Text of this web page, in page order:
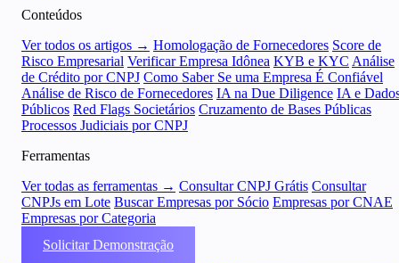
Conteúdos
Ver todos os artigos → Homologação de Fornecedores Score de
Risco Empresarial Verificar Empresa Idônea KYB e KYC Análise
de Crédito por CNPJ Como Saber Se uma Empresa É Confiável
Análise de Risco de Fornecedores IA na Due Diligence IA e
Públicos Red Flags Societários Cruzamento de Bases Públicas
Processos Judiciais por CNPJ
Ferramentas
Ver todas as ferramentas → Consultar CNPJ Grátis Consultar
CNPJs em Lote Buscar Empresas por Sócio Empresas por CNAE
Empresas por Categoria
Solicitar Demonstração